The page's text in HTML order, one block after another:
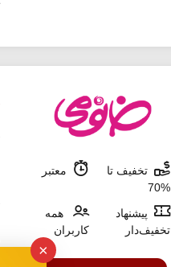
تخفیف تا
%70
معتبر
پیشنهاد
تخفیف‌دار
همه
کاربران
×